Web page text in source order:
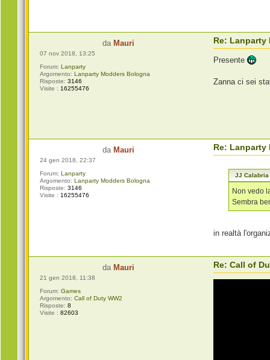
daMauri
07 nov 2018, 13:25
Forum: Lanparty
Argomento: Lanparty Modders Bologna
Risposte: 3146
Visite : 16255476
Re: Lanparty
Presente
Zanna ci sei
da Mauri
24 gen 2018, 22:37
Forum: Lanparty
Argomento: Lanparty Modders Bologna
Risposte: 3146
Visite : 16255476
Re: Lanparty
JJ Calabria
Non vedo
Sembra
in realtà
da Mauri
21 gen 2018, 11:38
Forum: Games
Argomento: Call of Duty WW2
Risposte: 8
Visite : 82603
Re: Call of